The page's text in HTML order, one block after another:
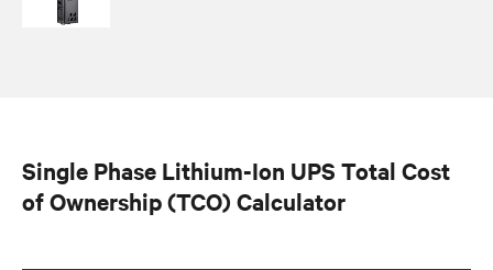
Single Phase Lithium-Ion UPS Total Cost
of Ownership (TCO) Calculator